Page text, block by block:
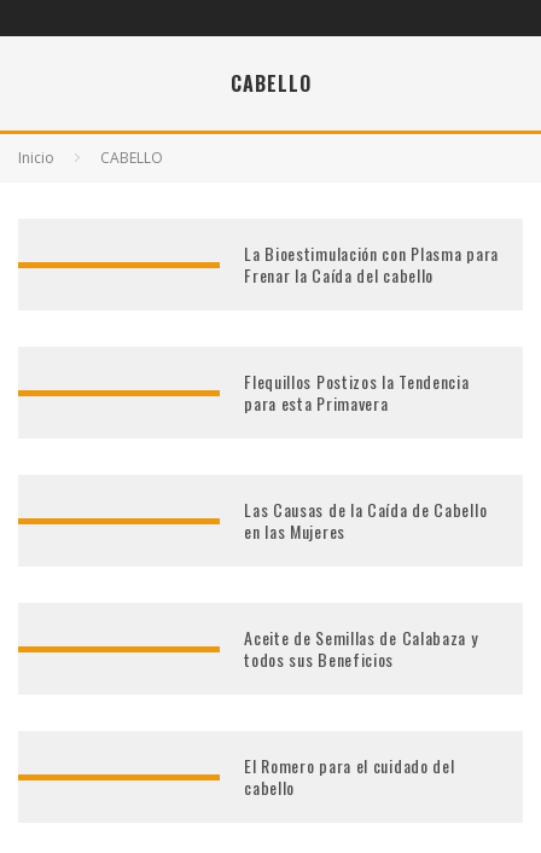
CABELLO
Inicio CABELLO
La Bioestimulación con Plasma para
Frenar la Caída del cabello
Flequillos Postizos la Tendencia
para esta Primavera
Las Causas de la Caída de Cabello
en las Mujeres
Aceite de Semillas de Calabaza y
todos sus Beneficios
El Romero para el cuidado del
cabello